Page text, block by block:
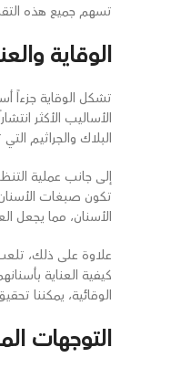
تسهم جميع هذه
الوقاية
تشكل الوقاية جزءاً
الأساليب الأكثر
البلاك والجراثيم
إلى جانب عملية
تكون صبغات
الأسنان، مما يجعل
علاوة على ذلك، تلعب
كيفية العناية
الوقائية، يمكننا
التوجهات